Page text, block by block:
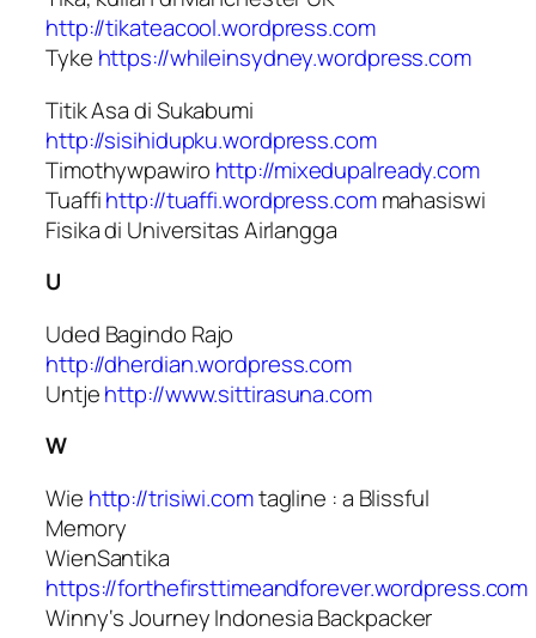
http://tikateacool.wordpress.com
Tyke https://whileinsydney.wordpress.com
Titik Asa di Sukabumi
http://sisihidupku.wordpress.com
Timothywpawiro http://mixedupalready.com
Tuaffihttp://tuaffi.wordpress.commahasiswi
Fisika di Universitas Airlangga
U
Uded Bagindo Rajo
http://dherdian.wordpress.com
Untjehttp://www.sittirasuna.com
W
Wie http://trisiwi.comtagline : a Blissful
Memory
WienSantika
https://forthefirsttimeandforever.wordpress.com
Winny‘s Journey Indonesia Backpacker